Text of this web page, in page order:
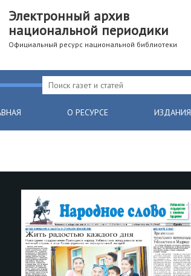
Электронный архив
национальной периодики
Официальный ресурс национальной библиотеки
О РЕСУРСЕ ИЗДАНИЯ